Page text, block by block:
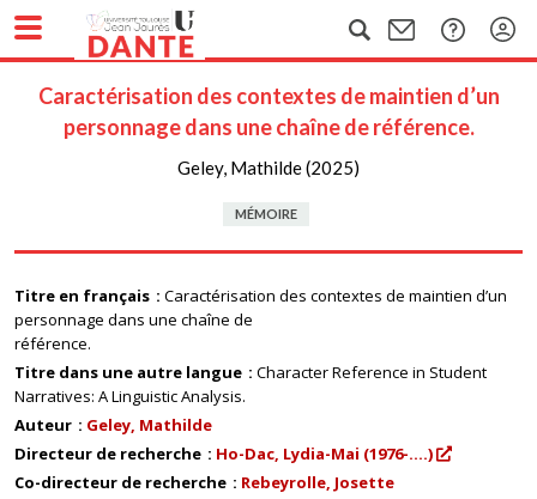
Caractérisation des contextes de maintien d’un
personnage dans une chaîne de référence.
Geley, Mathilde (2025)
MÉMOIRE
Titre en français
Caractérisation des contextes de maintien d’un
personnage dans une chaîne de
référence.
Titre dans une autre langue
Character Reference in Student
Narratives: A Linguistic Analysis.
Auteur
Geley, Mathilde
Directeur de recherche
Ho-Dac, Lydia-Mai (1976-....)
Co-directeur de recherche
Rebeyrolle, Josette